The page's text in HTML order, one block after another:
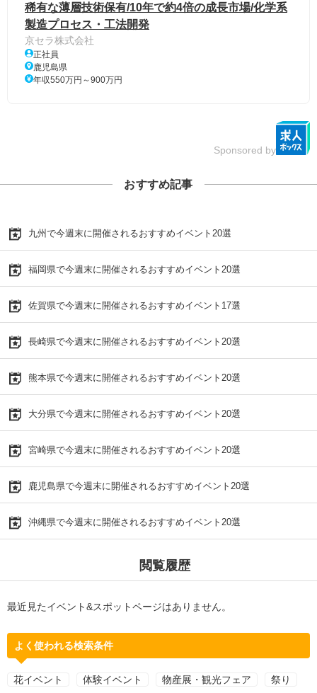
稀有な薄層技術保有/10年で約4倍の成長市場/化学系
製造プロセス・工法開発
京セラ株式会社
正社員
鹿児島県
年収550万円～900万円
Sponsored by
おすすめ記事
九州で今週末に開催されるおすすめイベント20選
福岡県で今週末に開催されるおすすめイベント20選
佐賀県で今週末に開催されるおすすめイベント17選
長崎県で今週末に開催されるおすすめイベント20選
熊本県で今週末に開催されるおすすめイベント20選
大分県で今週末に開催されるおすすめイベント20選
宮崎県で今週末に開催されるおすすめイベント20選
鹿児島県で今週末に開催されるおすすめイベント20選
沖縄県で今週末に開催されるおすすめイベント20選
閲覧履歴
最近見たイベント&スポットページはありません。
よく使われる検索条件
花イベント 体験イベント 物産展・観光フェア 祭り